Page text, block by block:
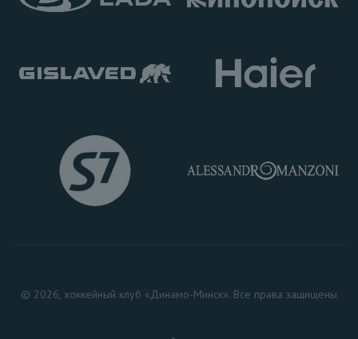
© 2026, хоккейный клуб «Динамо-Минск». Все права защищены